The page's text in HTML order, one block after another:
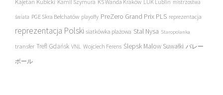
Kamil Szymura KS Wanda Kraków LUK Lublin mistrzostwa
świata PGE Skra Bełchatów playoffy PreZero Grand Prix PLS reprezentacja
reprezentacja Polski siatkówka plażowa Stal Nysa Staropolanka
transfer Trefl Gdańsk VNL Wojciech Ferens Ślepsk Malow Suwałki バレー
ボール